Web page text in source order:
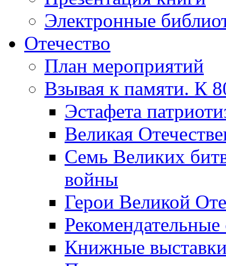
Электронные
Отечество
План мероприятий
Взывая к памяти. К
Эcтафета
Великая
Семь Великих
войны
Герои Великой
Рекомендательные
Книжные